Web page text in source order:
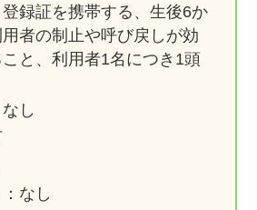
録証を携帯する、生後6か
用者の制止や呼び戻しが効
こと、利用者1名につき1頭
し
なし